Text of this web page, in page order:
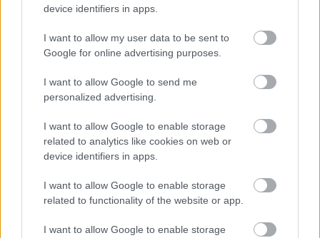
device identifiers in apps.
I want to allow my user data to be sent to
Google for online advertising purposes.
I want to allow Google to send me
personalized advertising.
I want to allow Google to enable storage
related to analytics like cookies on web or
device identifiers in apps.
I want to allow Google to enable storage
related to functionality of the website or app.
I want to allow Google to enable storage
«Εγώ είμαι η ανάπηρη, αυτοί είναι οι μ***ες» –
Η Maria Rolls χωρίς φίλτρο
Περδίκι